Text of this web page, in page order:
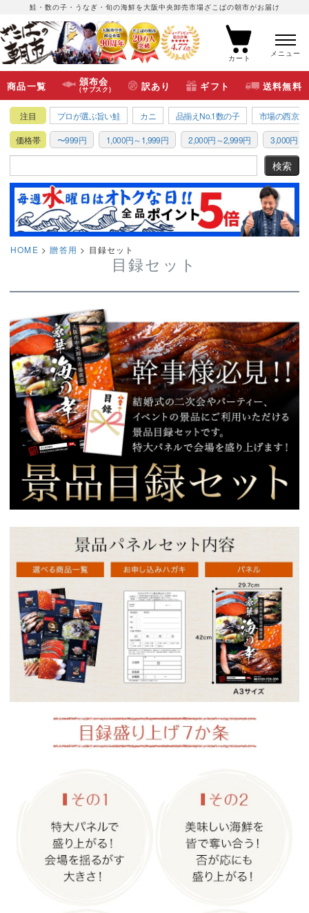
鮭・数の子・うなぎ・旬の海鮮を大阪中央卸売市場ざこばの朝市がお届け
カート
メニュー
商品一覧 頒布会
(サブスク) 訳あり ギフト 送料無料
注目 プロが選ぶ旨い鮭 カニ 品揃えNo.1数の子 市場の西京漬
価格帯 〜999円 1,000円～1,999円 2,000円～2,999円 3,000円～
HOME 贈答用 目録セット
目録セット